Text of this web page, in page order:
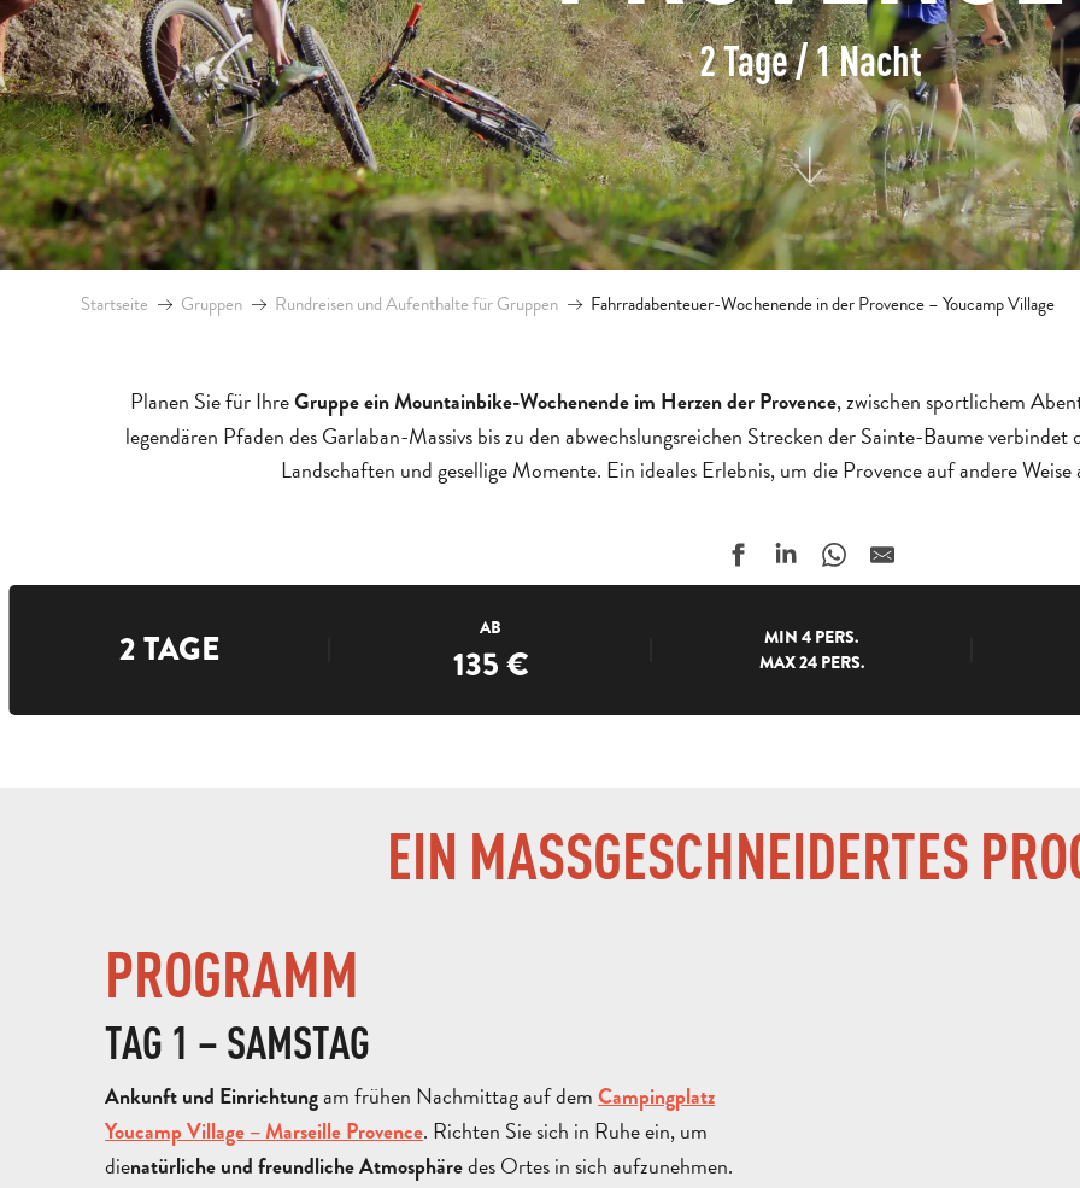
2 Tage / 1 Nacht
Startseite Gruppen Rundreisen und Aufenthalte für Gruppen Fahrradabenteuer-Wochenende in der Provence – Youcamp Village
Planen Sie für IhreGruppe ein Mountainbike-Wochenende im Herzen der Provence, zwischen sportlichem
legendären Pfaden des Garlaban-Massivs bis zu den abwechslungsreichen Strecken der Sainte-Baume
Landschaften und gesellige Momente. Ein ideales Erlebnis, um die Provence auf andere
2 TAGE AB
135€
MIN 4 PERS.
MAX 24 PERS.
EIN MASSGESCHNEIDERTES
PROGRAMM
TAG 1 – SAMSTAG
Ankunft und Einrichtungam frühen Nachmittag auf dem Campingplatz
Youcamp Village – Marseille Provence. Richten Sie sich in Ruhe ein, um
dienatürliche und freundliche Atmosphäredes Ortes in sich aufzunehmen.